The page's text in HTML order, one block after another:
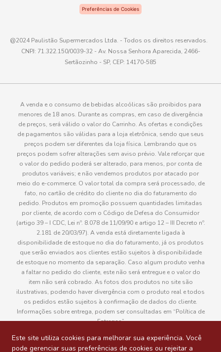
Este site utiliza cookies para melhorar sua experiência. Você
pode gerenciar suas preferências de cookies ou rejeitar a
E-mail
Preferências de Cookies
@2024 Paulistão Supermercados Ltda. - Todos os direitos reservados.
CNPJ: 71.322.150/0039-32 - Av. Nossa Senhora Aparecida, 2466-
Sertãozinho - SP, CEP: 14170-585
A venda e o consumo de bebidas alcoólicas são proibidos para
menores de 18 anos. Durante as compras, em caso de divergência
de preços, será válido o valor do Carrinho. As ofertas e condições
de pagamentos são válidas para a loja eletrônica, sendo que seus
preços podem ser diferentes da loja física. Lembrando que os
preços podem sofrer alterações sem aviso prévio. Vale reforçar que
o valor do pedido poderá ser alterado, para menos, por conta de
produtos variáveis; e não vendemos produtos por atacado por
meio do e-commerce. O valor total da compra será processado, de
fato, no cartão de crédito do cliente no dia do faturamento do
pedido. Produtos em promoção possuem quantidades limitadas
por cliente, de acordo com o Código de Defesa do Consumidor
(artigo 39 – I CDC, Lei nº. 8.078 de 11/09/90 e artigo 12 – III Decreto nº.
2.181 de 20/03/97). A venda está diretamente ligada à
disponibilidade de estoque no dia do faturamento, já os produtos
que serão enviados aos clientes estão sujeitos à disponibilidade
de estoque no momento da separação. Caso algum produto venha
a faltar no pedido do cliente, este não será entregue e o valor do
item não será cobrado. As fotos dos produtos no site são
ilustrativas, podendo haver divergência com o produto real e todos
os pedidos estão sujeitos à confirmação de dados do cliente.
Informações sobre entrega, podem ser consultadas em “Política de
Entregas”